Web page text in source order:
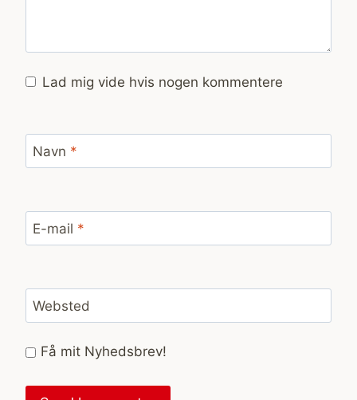
Lad mig vide hvis nogen kommentere
Navn *
E-mail *
Websted
Få mit Nyhedsbrev!